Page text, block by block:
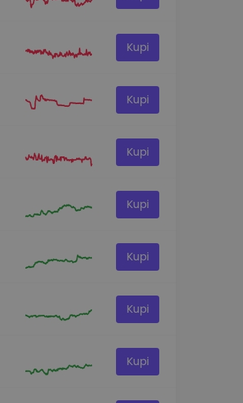
Kupi
Kupi
Kupi
Kupi
Kupi
Kupi
Kupi